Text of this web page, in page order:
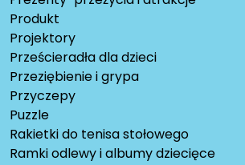
Produkt
Projektory
Prześcieradła dla dzieci
Przeziębienie i grypa
Przyczepy
Puzzle
Rakietki do tenisa stołowego
Ramki odlewy i albumy dziecięce